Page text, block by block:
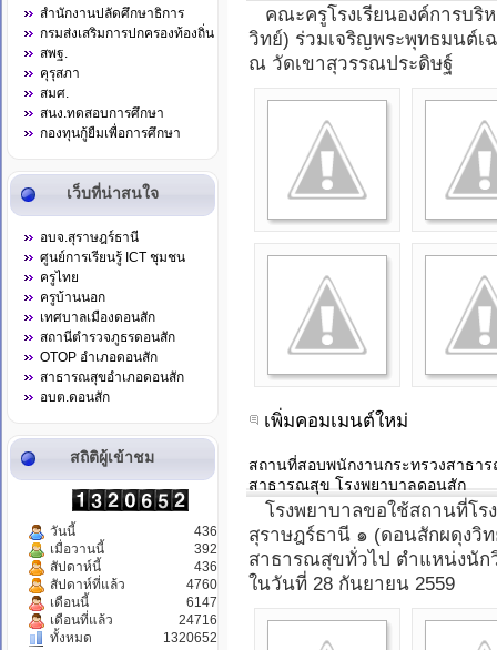
สำนักงานปลัดศึกษาธิการ
กรมส่งเสริมการปกครองท้องถิ่น
สพฐ.
คุรุสภา
สมศ.
สนง.ทดสอบการศึกษา
กองทุนกู้ยืมเพื่อการศึกษา
เว็บที่น่าสนใจ
อบจ.สุราษฎร์ธานี
ศูนย์การเรียนรู้ ICT ชุมชน
ครูไทย
ครูบ้านนอก
เทศบาลเมืองดอนสัก
สถานีตำรวจภูธรดอนสัก
OTOP อำเภอดอนสัก
สาธารณสุขอำเภอดอนสัก
อบต.ดอนสัก
สถิติผู้เข้าชม
วันนี้
436
เมื่อวานนี้
392
สัปดาห์นี้
436
สัปดาห์ที่แล้ว
4760
เดือนนี้
6147
เดือนที่แล้ว
24716
ทั้งหมด
1320652
คณะครูโรงเรียนองค์การบริ
วิทย์) ร่วมเจริญพระพุทธมนต์เ
ณ วัดเขาสุวรรณประดิษฐ์
เพิ่มคอมเมนต์ใหม่
สถานที่สอบพนักงานกระทรวงสาธา
สาธารณสุข โรงพยาบาลดอนสัก
โรงพยาบาลขอใช้สถานที่โร
สุราษฎร์ธานี ๑ (ดอนสักผดุงวิ
สาธารณสุขทั่วไป ตำแหน่งนัก
ในวันที่ 28 กันยายน 2559